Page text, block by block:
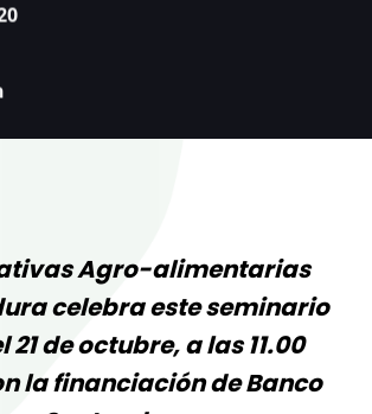
Agro-alimentarias
celebra este seminario
21 de octubre, a las 11.00
la financiación de Banco